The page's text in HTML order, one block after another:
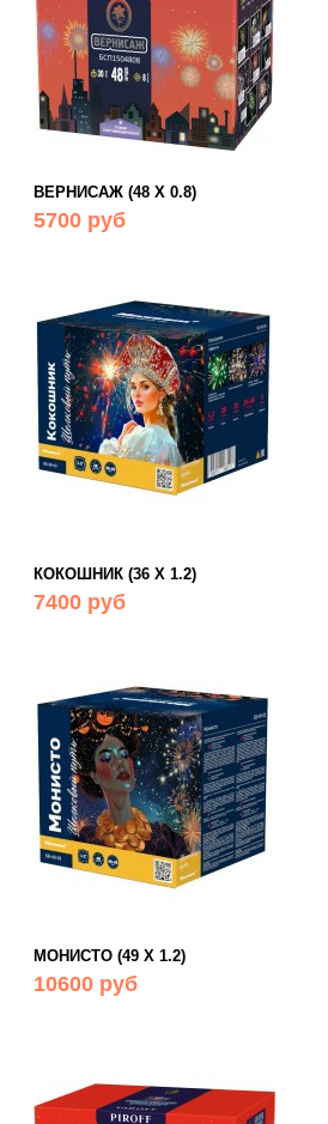
ВЕРНИСАЖ (48 Х 0.8)
5700 руб
КОКОШНИК (36 Х 1.2)
7400 руб
МОНИСТО (49 Х 1.2)
10600 руб